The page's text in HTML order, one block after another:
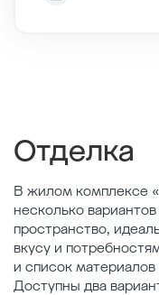
Отделка
В жилом комплексе
несколько
пространство,
вкусу и
и список
Доступны два